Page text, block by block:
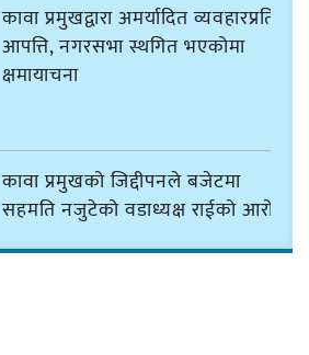
कावा प्रमुखद्वारा अमर्यादित व्यवहारप्रति
आपत्ति, नगरसभा स्थगित भएकोमा
क्षमायाचना
कावा प्रमुखको जिद्दीपनले बजेटमा
सहमति नजुटेको वडाध्यक्ष राईको आरोप